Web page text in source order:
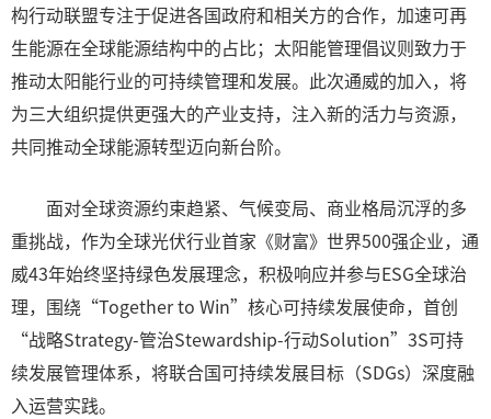
构行动联盟专注于促进各国政府和相关方的合作，加速可再
生能源在全球能源结构中的占比；太阳能管理倡议则致力于
推动太阳能行业的可持续管理和发展。此次通威的加入，将
为三大组织提供更强大的产业支持，注入新的活力与资源，
共同推动全球能源转型迈向新台阶。
面对全球资源约束趋紧、气候变局、商业格局沉浮的多
重挑战，作为全球光伏行业首家《财富》世界500强企业，通
威43年始终坚持绿色发展理念，积极响应并参与ESG全球治
理，围绕“Together to Win”核心可持续发展使命，首创
“战略Strategy-管治Stewardship-行动Solution”3S可持
续发展管理体系，将联合国可持续发展目标（SDGs）深度融
入运营实践。